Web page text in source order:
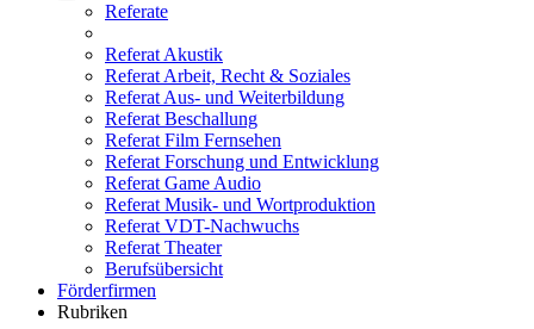
Referate
Referat Akustik
Referat Arbeit, Recht & Soziales
Referat Aus- und Weiterbildung
Referat Beschallung
Referat Film Fernsehen
Referat Forschung und Entwicklung
Referat Game Audio
Referat Musik- und Wortproduktion
Referat VDT-Nachwuchs
Referat Theater
Berufsübersicht
Förderfirmen
Rubriken